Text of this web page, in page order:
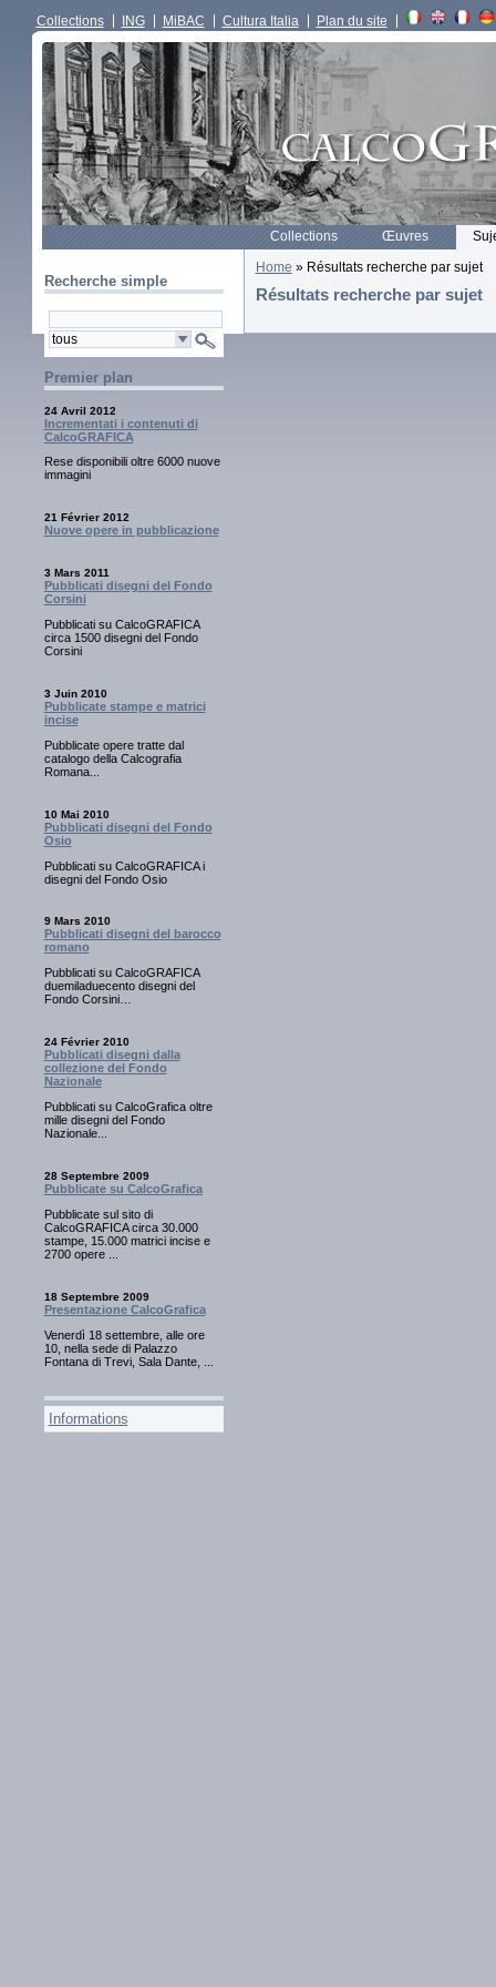
Collections ING MiBAC Cultura Italia Plan du site
Collections Œuvres
Recherche simple
Premier plan
24 Avril 2012
Incrementati i contenuti di
CalcoGRAFICA
Rese disponibili oltre 6000 nuove
immagini
21 Février 2012
Nuove opere in pubblicazione
3 Mars 2011
Pubblicati disegni del Fondo
Corsini
Pubblicati su CalcoGRAFICA
circa 1500 disegni del Fondo
Corsini
3 Juin 2010
Pubblicate stampe e matrici
incise
Pubblicate opere tratte dal
catalogo della Calcografia
Romana...
10 Mai 2010
Pubblicati disegni del Fondo
Osio
Pubblicati su CalcoGRAFICA i
disegni del Fondo Osio
9 Mars 2010
Pubblicati disegni del barocco
romano
Pubblicati su CalcoGRAFICA
duemiladuecento disegni del
Fondo Corsini…
24 Février 2010
Pubblicati disegni dalla
collezione del Fondo
Nazionale
Pubblicati su CalcoGrafica oltre
mille disegni del Fondo
Nazionale...
28 Septembre 2009
Pubblicate su CalcoGrafica
Pubblicate sul sito di
CalcoGRAFICA circa 30.000
stampe, 15.000 matrici incise e
2700 opere ...
18 Septembre 2009
Presentazione CalcoGrafica
Venerdì 18 settembre, alle ore
10, nella sede di Palazzo
Fontana di Trevi, Sala Dante, ...
Informations
Home » Résultats recherche par sujet
Résultats recherche par sujet